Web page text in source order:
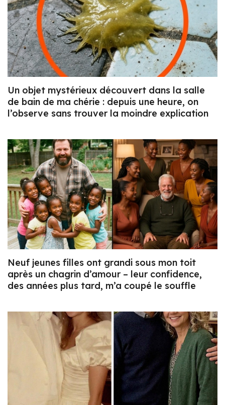
Un objet mystérieux découvert dans la salle
de bain de ma chérie : depuis une heure, on
l’observe sans trouver la moindre explication
Neuf jeunes filles ont grandi sous mon toit
après un chagrin d’amour – leur confidence,
des années plus tard, m’a coupé le souffle